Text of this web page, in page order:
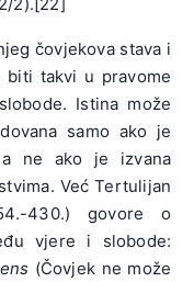
čovjekova stava i
biti takvi u pravome
Istina može
samo ako je
a ne ako je izvana
Već Tertulijan
430.) govore o
vjere i slobode:
(Čovjek ne može